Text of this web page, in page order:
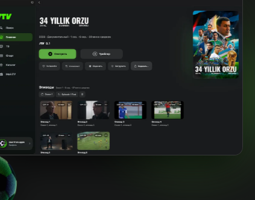
Однако ее настоящее имя — Урсула
военной разведке она известна как
разведчица, работавшая во многих
ответственные задания...
Sifati : HD
guruhi